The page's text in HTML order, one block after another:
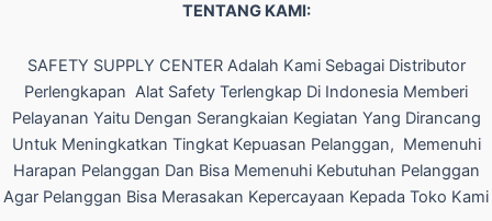
TENTANG KAMI:
SAFETY SUPPLY CENTER Adalah Kami Sebagai Distributor
Perlengkapan Alat Safety Terlengkap Di Indonesia Memberi
Pelayanan Yaitu Dengan Serangkaian Kegiatan Yang Dirancang
Untuk Meningkatkan Tingkat Kepuasan Pelanggan, Memenuhi
Harapan Pelanggan Dan Bisa Memenuhi Kebutuhan Pelanggan
Agar Pelanggan Bisa Merasakan Kepercayaan Kepada Toko Kami